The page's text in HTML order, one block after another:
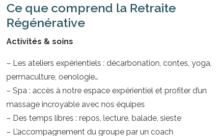
Ce que comprend la Retraite
Régénérative
Activités & soins
– Les ateliers expérientiels : décarbonation, contes, yoga,
permaculture, oenologie…
– Spa : accès à notre espace expérientiel et profiter d’un
massage incroyable avec nos équipes
– Des temps libres : repos, lecture, balade, sieste
– L’accompagnement du groupe par un coach